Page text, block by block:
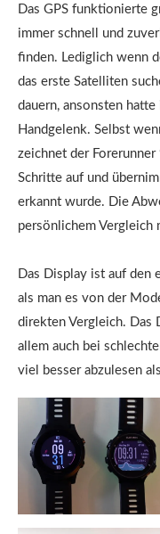
Das GPS funktionierte
immer schnell und
finden. Lediglich wenn
das erste Satelliten
dauern, ansonsten
Handgelenk. Selbst
zeichnet der
Schritte auf und
erkannt wurde. Die
persönlichem Vergleich
Das Display ist auf den
als man es von der
direkten Vergleich. Das
allem auch bei
viel besser abzulesen